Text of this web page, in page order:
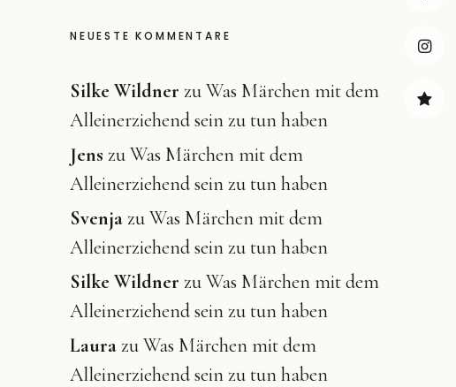
NEUESTE KOMMENTARE
Silke Wildner zuWas Märchen mit dem
Alleinerziehend sein zu tun haben
Jens zuWas Märchen mit dem
Alleinerziehend sein zu tun haben
Svenja zuWas Märchen mit dem
Alleinerziehend sein zu tun haben
Silke Wildner zuWas Märchen mit dem
Alleinerziehend sein zu tun haben
Laura zuWas Märchen mit dem
Alleinerziehend sein zu tun haben